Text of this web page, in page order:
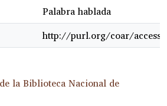
Palabra hablada
http://purl.org/coar/
la Biblioteca Nacional de